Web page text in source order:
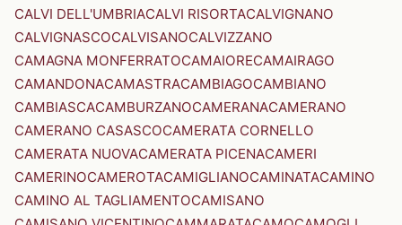
CALVI DELL'UMBRIACALVI RISORTACALVIGNANO
CALVIGNASCOCALVISANOCALVIZZANO
CAMAGNA MONFERRATOCAMAIORECAMAIRAGO
CAMANDONACAMASTRACAMBIAGOCAMBIANO
CAMBIASCACAMBURZANOCAMERANACAMERANO
CAMERANO CASASCOCAMERATA CORNELLO
CAMERATA NUOVACAMERATA PICENACAMERI
CAMERINOCAMEROTACAMIGLIANOCAMINATACAMINO
CAMINO AL TAGLIAMENTOCAMISANO